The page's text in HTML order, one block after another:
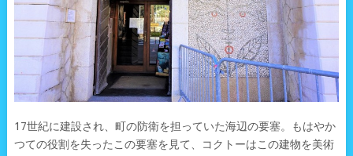
17世紀に建設され、町の防衛を担っていた海辺の要塞。もはやか
つての役割を失ったこの要塞を見て、コクトーはこの建物を美術